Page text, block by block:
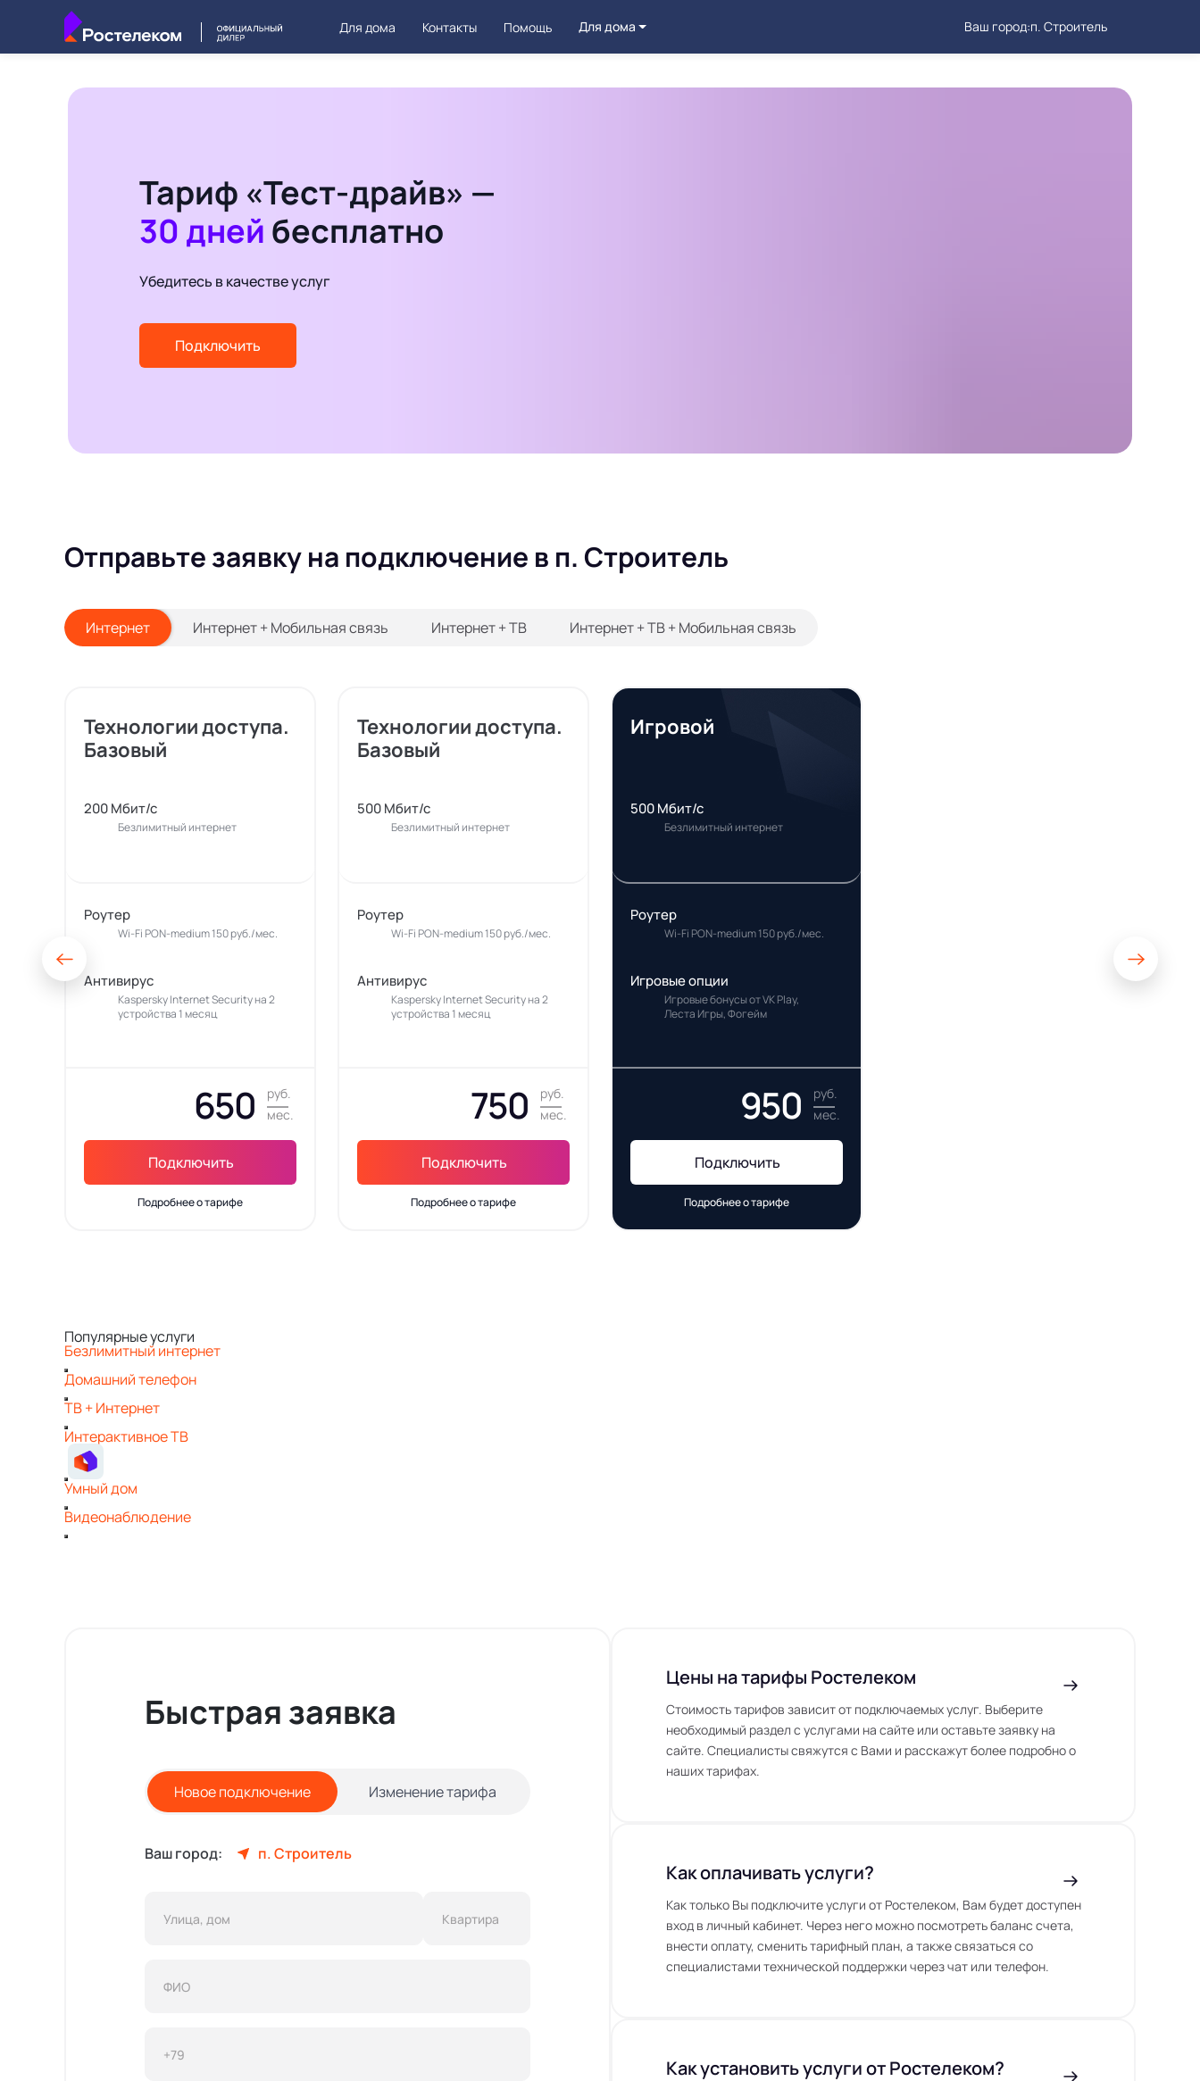
Для дома Контакты Помощь Для дома Ваш город:п. Строитель
Тариф «Тест-драйв» —
30 дней бесплатно
Убедитесь в качестве услуг
Подключить
Отправьте заявку на подключение в п. Строитель
Интернет Интернет + Мобильная связь Интернет + ТВ Интернет + ТВ + Мобильная связь
Технологии доступа.
Базовый
200 Мбит/с
Безлимитный интернет
Роутер
Wi-Fi PON-medium 150 руб./мес.
Антивирус
Kaspersky Internet Security на 2
устройства 1 месяц
650
руб.
мес.
Подключить
Подробнее о тарифе
Технологии доступа.
Базовый
500 Мбит/с
Безлимитный интернет
Роутер
Wi-Fi PON-medium 150 руб./мес.
Антивирус
Kaspersky Internet Security на 2
устройства 1 месяц
750
руб.
мес.
Подключить
Подробнее о тарифе
Игровой
500 Мбит/с
Безлимитный интернет
Роутер
Wi-Fi PON-medium 150 руб./мес.
Игровые опции
Игровые бонусы от VK Play,
Леста Игры, Фогейм
950
руб.
мес.
Подключить
Подробнее о тарифе
Популярные услуги
Безлимитный интернет
Домашний телефон
ТВ + Интернет
Интерактивное ТВ
Умный дом
Видеонаблюдение
Быстрая заявка
Новое подключение Изменение тарифа
Ваш город: п. Строитель
Цены на тарифы Ростелеком
Стоимость тарифов зависит от подключаемых услуг. Выберите
необходимый раздел с услугами на сайте или оставьте заявку на
сайте. Специалисты свяжутся с Вами и расскажут более подробно о
наших тарифах.
Как оплачивать услуги?
Как только Вы подключите услуги от Ростелеком, Вам будет доступен
вход в личный кабинет. Через него можно посмотреть баланс счета,
внести оплату, сменить тарифный план, а также связаться со
специалистами технической поддержки через чат или телефон.
Как установить услуги от Ростелеком?